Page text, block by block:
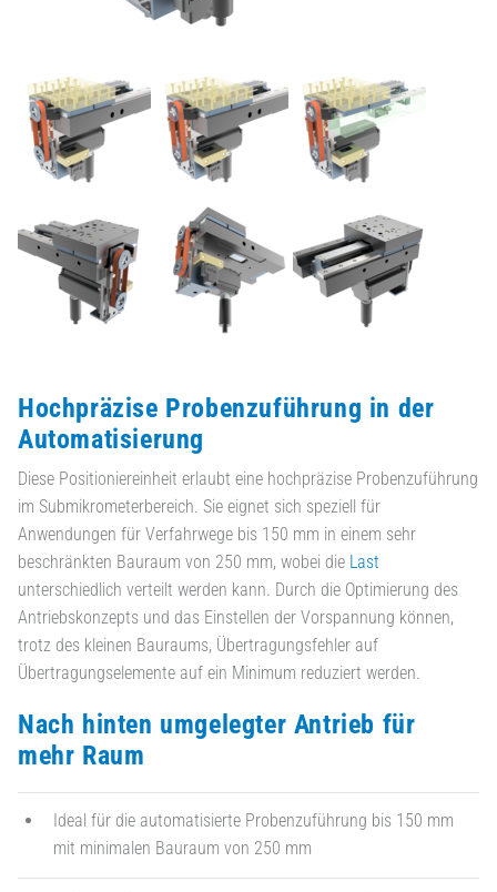
Hochpräzise Probenzuführung in der
Automatisierung
Diese Positioniereinheit erlaubt eine hochpräzise Probenzuführung
im Submikrometerbereich. Sie eignet sich speziell für
Anwendungen für Verfahrwege bis 150 mm in einem sehr
beschränkten Bauraum von 250 mm, wobei die Last
unterschiedlich verteilt werden kann. Durch die Optimierung des
Antriebskonzepts und das Einstellen der Vorspannung können,
trotz des kleinen Bauraums, Übertragungsfehler auf
Übertragungselemente auf ein Minimum reduziert werden.
Nach hinten umgelegter Antrieb für
mehr Raum
Ideal für die automatisierte Probenzuführung bis 150 mm
mit minimalen Bauraum von 250 mm